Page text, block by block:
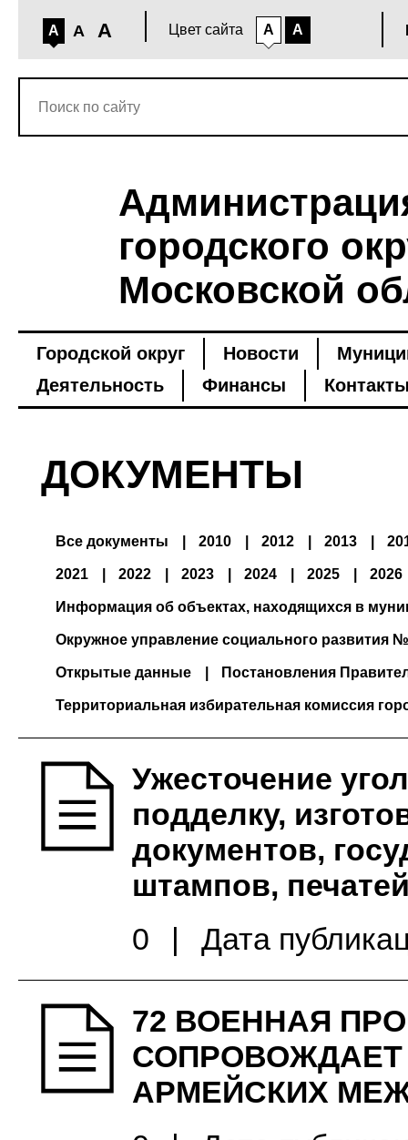
A A A Цвет сайта A A
городского
Московской
Городской округ Новости
Деятельность
Финансы
ДОКУМЕНТЫ
Все документы 2010 2012 2013
2021 2022 2023 2024 2025 2026
Информация об объектах, находящихся в
Окружное управление социального развития
Открытые данные Постановления
Территориальная избирательная комиссия
Ужесточение
подделку,
документов,
штампов,
0
| Дата
72 ВОЕННАЯ
АРМЕЙСКИХ